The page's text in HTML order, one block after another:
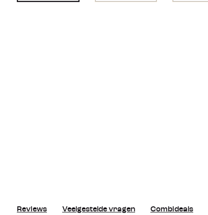
Reviews Veelgestelde vragen Combideals